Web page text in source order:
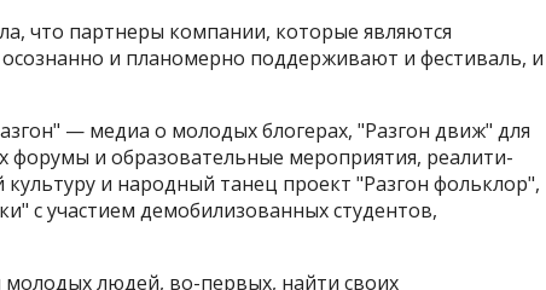
что партнеры компании, которые являются
и планомерно поддерживают и фестиваль, и
— медиа о молодых блогерах, "Разгон движ" для
и образовательные мероприятия, реалити-
и народный танец проект "Разгон фольклор",
с участием демобилизованных студентов,
людей, во-первых, найти своих